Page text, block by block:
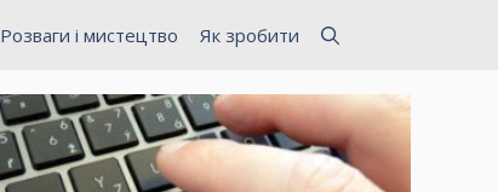
Розваги і мистецтво Як зробити